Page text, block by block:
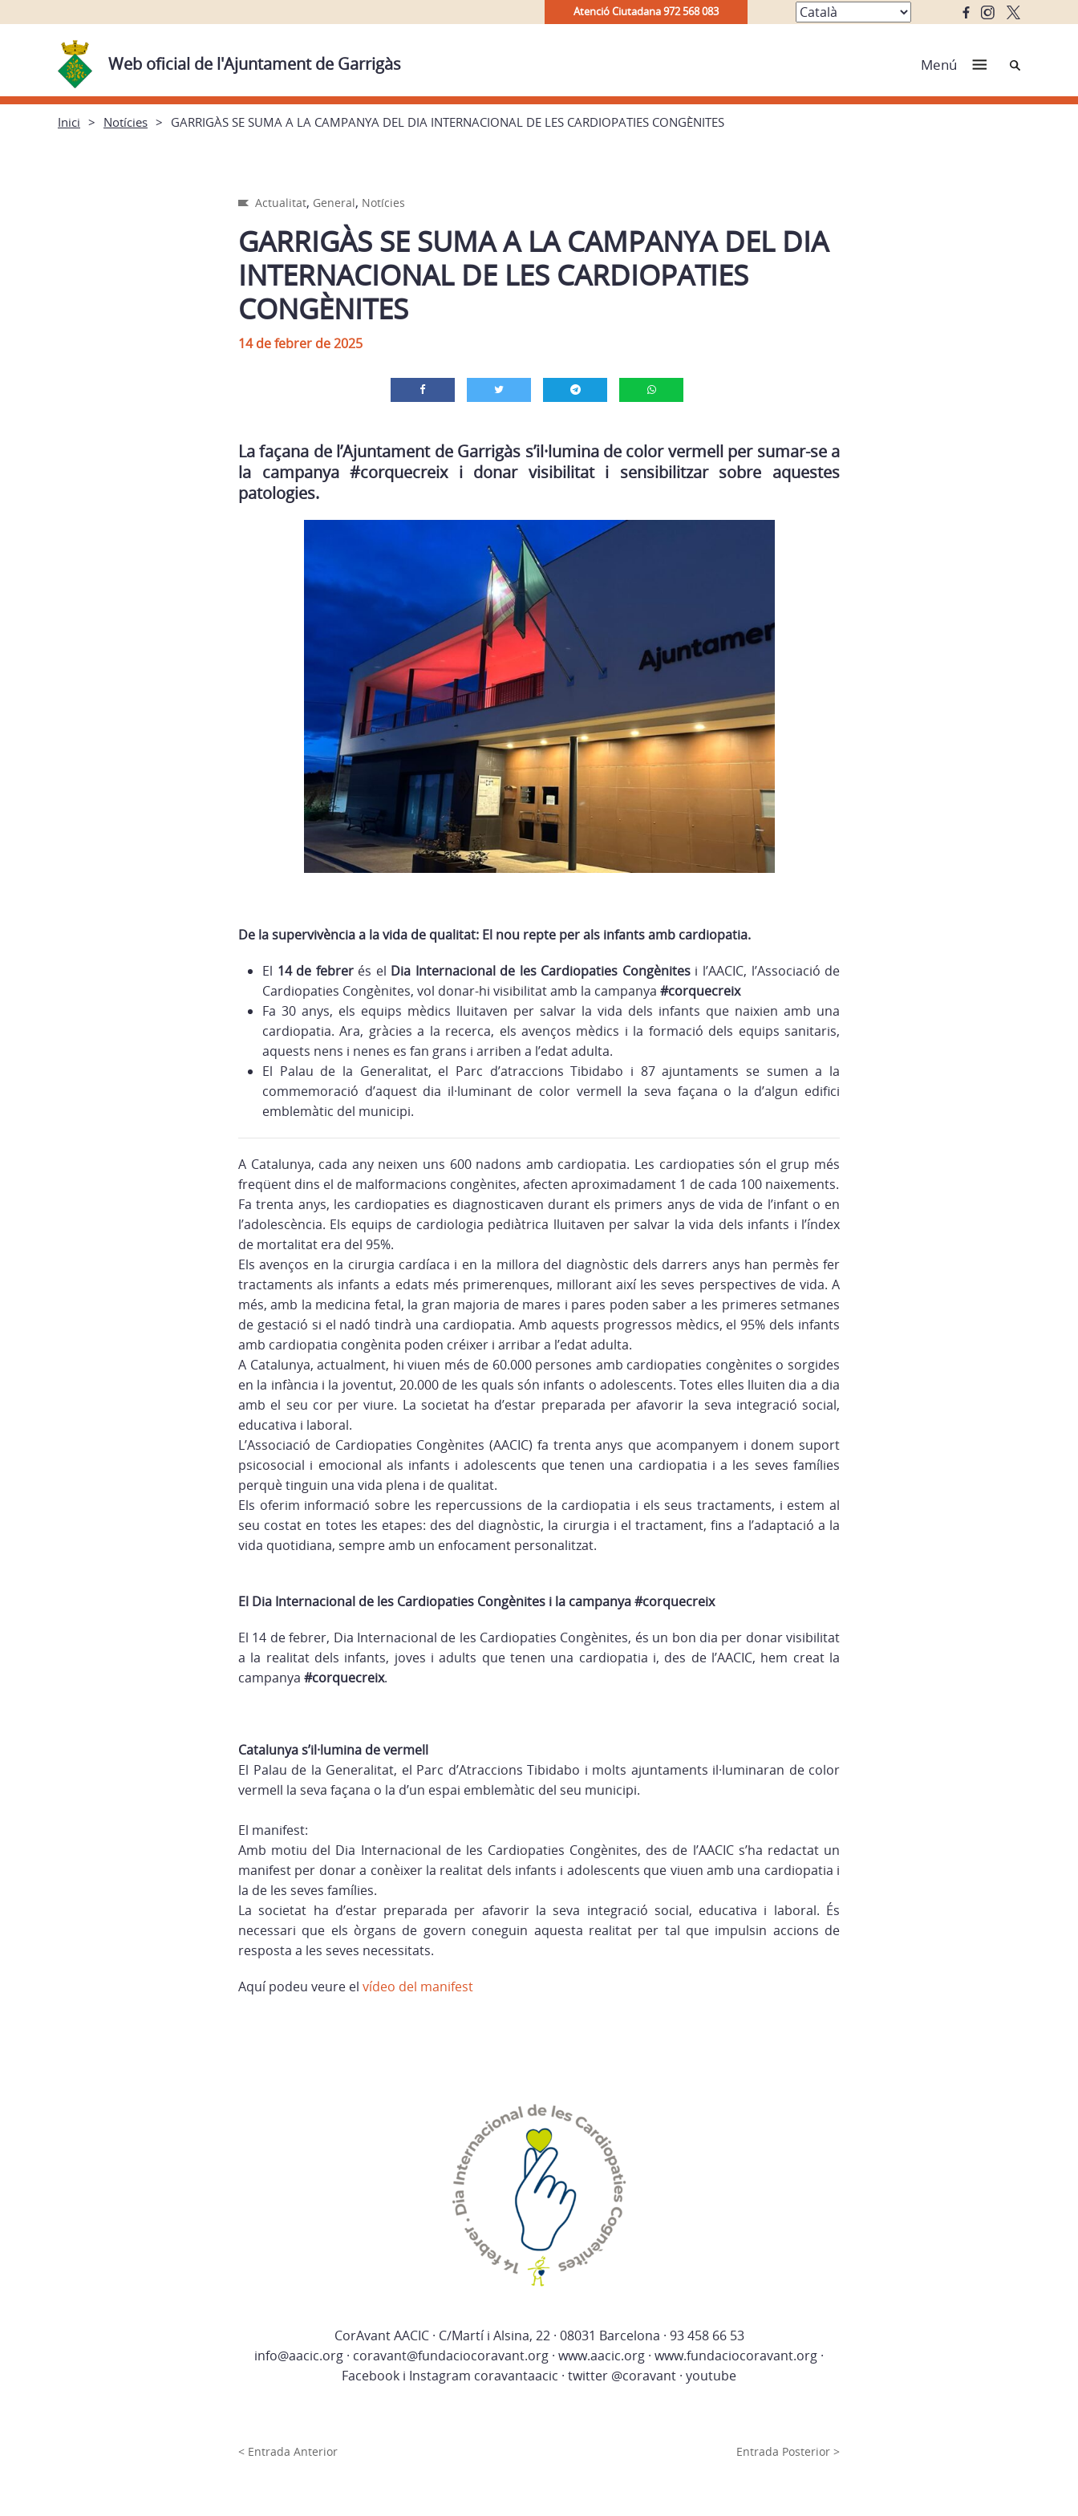
Atenció Ciutadana 972 568 083
Web oficial de l'Ajuntament de Garrigàs Menú Cerca
Inici Notícies GARRIGÀS SE SUMA A LA CAMPANYA DEL DIA INTERNACIONAL DE LES CARDIOPATIES CONGÈNITES
Actualitat, General, Notícies
GARRIGÀS SE SUMA A LA CAMPANYA DEL DIA
INTERNACIONAL DE LES CARDIOPATIES
CONGÈNITES
14 de febrer de 2025
La façana de l’Ajuntament de Garrigàs s’il·luminade color vermell per sumar-se a
la campanya #corquecreix i donar visibilitat i sensibilitzar sobre aquestes
patologies.
De la supervivència a la vida de qualitat: El nou repte per als infants amb cardiopatia.
El 14 de febrerés el Dia Internacional de les Cardiopaties Congènitesi l’AACIC, l’Associació de
Cardiopaties Congènites, vol donar-hi visibilitat amb la campanya #corquecreix
Fa 30 anys, els equips mèdics lluitaven per salvar la vida dels infants que naixien amb una
cardiopatia. Ara, gràcies a la recerca, els avenços mèdics i la formació dels equips sanitaris,
aquests nens i nenes es fan grans i arriben a l’edat adulta.
El Palau de la Generalitat, el Parc d’atraccions Tibidabo i 87 ajuntaments se sumen a la
commemoració d’aquest dia il·luminant de color vermell la seva façana o la d’algun edifici
emblemàtic del municipi.
A Catalunya, cada any neixen uns 600 nadons amb cardiopatia. Les cardiopaties són el grup més
freqüent dins el de malformacions congènites, afecten aproximadament 1 de cada 100 naixements.
Fa trenta anys, les cardiopaties es diagnosticaven durant els primers anys de vida de l’infant o en
l’adolescència. Els equips de cardiologia pediàtrica lluitaven per salvar la vida dels infants i l’índex
de mortalitat era del 95%.
Els avenços en la cirurgia cardíaca i en la millora del diagnòstic dels darrers anys han permès fer
tractaments als infants a edats més primerenques, millorant així les seves perspectives de vida. A
més, amb la medicina fetal, la gran majoria de mares i pares poden saber a les primeres setmanes
de gestació si el nadó tindrà una cardiopatia. Amb aquests progressos mèdics, el 95% dels infants
amb cardiopatia congènita poden créixer i arribar a l’edat adulta.
A Catalunya, actualment, hi viuen més de 60.000 persones amb cardiopaties congènites o sorgides
en la infància i la joventut, 20.000 de les quals són infants o adolescents. Totes elles lluiten dia a dia
amb el seu cor per viure. La societat ha d’estar preparada per afavorir la seva integració social,
educativa i laboral.
L’Associació de Cardiopaties Congènites (AACIC) fa trenta anys que acompanyem i donem suport
psicosocial i emocional als infants i adolescents que tenen una cardiopatia i a les seves famílies
perquè tinguin una vida plena i de qualitat.
Els oferim informació sobre les repercussions de la cardiopatia i els seus tractaments, i estem al
seu costat en totes les etapes: des del diagnòstic, la cirurgia i el tractament, fins a l’adaptació a la
vida quotidiana, sempre amb un enfocament personalitzat.
El Dia Internacional de les Cardiopaties Congènites i la campanya #corquecreix
El 14 de febrer, Dia Internacional de les Cardiopaties Congènites, és un bon dia per donar visibilitat
a la realitat dels infants, joves i adults que tenen una cardiopatia i, des de l’AACIC, hem creat la
campanya #corquecreix.
Catalunya s’il·lumina de vermell
El Palau de la Generalitat, el Parc d’Atraccions Tibidabo i molts ajuntaments il·luminaran de color
vermell la seva façana o la d’un espai emblemàtic del seu municipi.
El manifest:
Amb motiu del Dia Internacional de les Cardiopaties Congènites, des de l’AACIC s’ha redactat un
manifest per donar a conèixer la realitat dels infants i adolescents que viuen amb una cardiopatia i
la de les seves famílies.
La societat ha d’estar preparada per afavorir la seva integració social, educativa i laboral. És
necessari que els òrgans de govern coneguin aquesta realitat per tal que impulsin accions de
resposta a les seves necessitats.
Aquí podeu veure el vídeo del manifest
CorAvant AACIC · C/Martí i Alsina, 22 · 08031 Barcelona · 93 458 66 53
info@aacic.org · coravant@fundaciocoravant.org · www.aacic.org · www.fundaciocoravant.org ·
Facebook i Instagram coravantaacic · twitter @coravant · youtube
< Entrada Anterior Entrada Posterior >